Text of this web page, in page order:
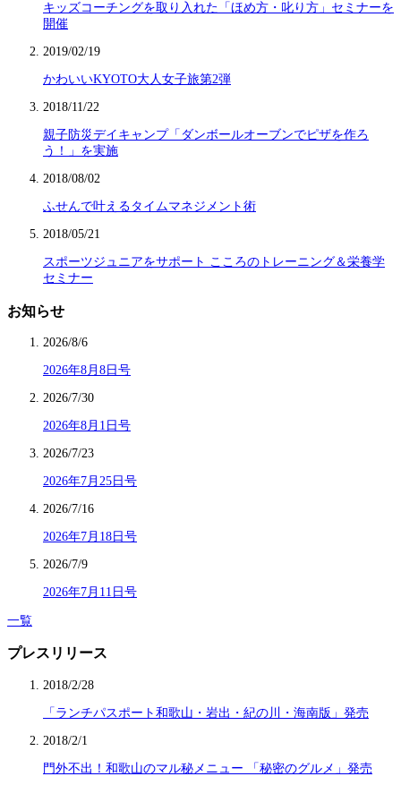
キッズコーチングを取り入れた「ほめ方・叱り方」セミナーを
開催
2019/02/19
かわいいKYOTO大人女子旅第2弾
2018/11/22
親子防災デイキャンプ「ダンボールオーブンでピザを作ろ
う！」を実施
2018/08/02
ふせんで叶えるタイムマネジメント術
2018/05/21
スポーツジュニアをサポート こころのトレーニング＆栄養学
セミナー
お知らせ
2026/8/6
2026年8月8日号
2026/7/30
2026年8月1日号
2026/7/23
2026年7月25日号
2026/7/16
2026年7月18日号
2026/7/9
2026年7月11日号
一覧
プレスリリース
2018/2/28
「ランチパスポート和歌山・岩出・紀の川・海南版」発売
2018/2/1
門外不出！和歌山のマル秘メニュー 「秘密のグルメ」発売